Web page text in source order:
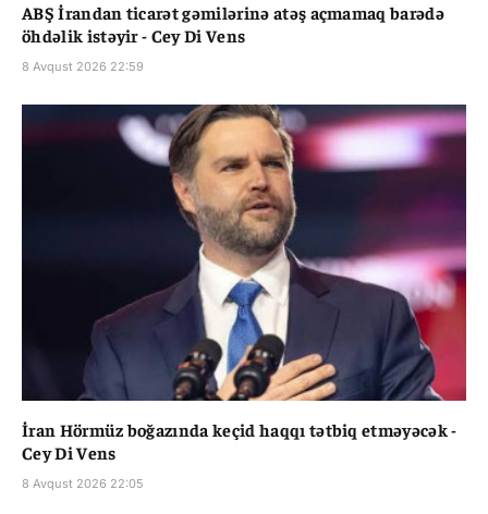
ABŞ İrandan ticarət gəmilərinə atəş açmamaq barədə
öhdəlik istəyir - Cey Di Vens
8 Avqust 2026 22:59
İran Hörmüz boğazında keçid haqqı tətbiq etməyəcək -
Cey Di Vens
8 Avqust 2026 22:05